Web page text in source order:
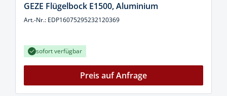
GEZE Flügelbock E1500, Aluminium
Art.-Nr.: EDP16075295232120369
sofort verfügbar
Preis auf Anfrage